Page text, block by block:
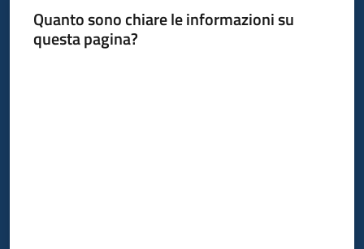
Quanto sono chiare le informazioni su
questa pagina?